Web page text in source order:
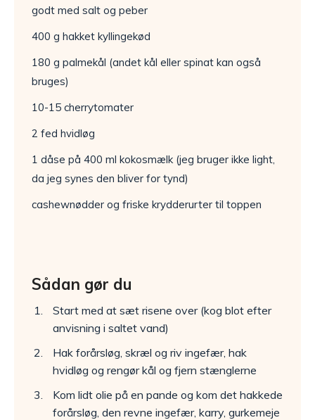
godt med salt og peber
400 g hakket kyllingekød
180 g palmekål (andet kål eller spinat kan også
bruges)
10-15 cherrytomater
2 fed hvidløg
1 dåse på 400 ml kokosmælk (jeg bruger ikke light,
da jeg synes den bliver for tynd)
cashewnødder og friske krydderurter til toppen
Sådan gør du
Start med at sæt risene over (kog blot efter
anvisning i saltet vand)
Hak forårsløg, skræl og riv ingefær, hak
hvidløg og rengør kål og fjern stænglerne
Kom lidt olie på en pande og kom det hakkede
forårsløg, den revne ingefær, karry, gurkemeje